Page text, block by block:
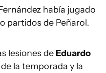
había jugado
partidos de Peñarol.
lesiones de Eduardo
la temporada y la